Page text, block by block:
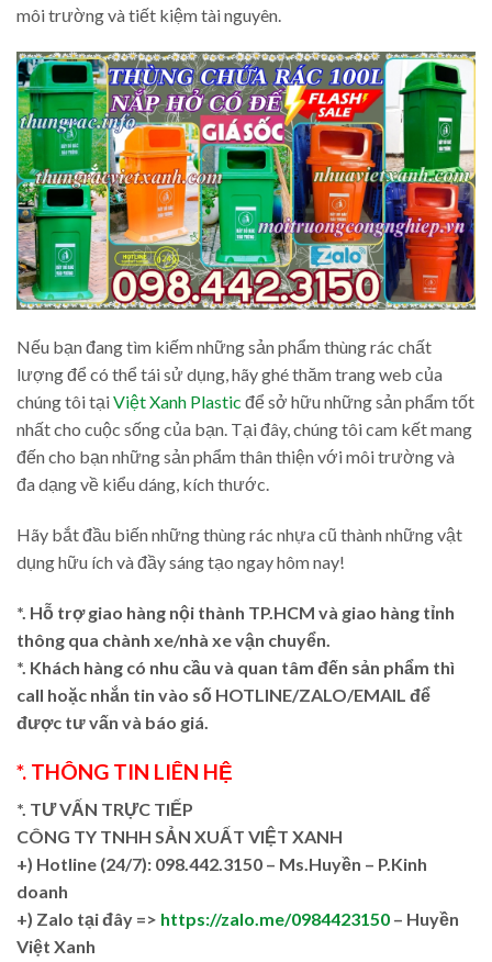
môi trường và tiết kiệm tài nguyên.
Nếu bạn đang tìm kiếm những sản phẩm thùng rác chất
lượng để có thể tái sử dụng, hãy ghé thăm trang web của
chúng tôi tạiViệt Xanh Plastic để sở hữu những sản phẩm tốt
nhất cho cuộc sống của bạn. Tại đây, chúng tôi cam kết mang
đến cho bạn những sản phẩm thân thiện với môi trường và
đa dạng về kiểu dáng, kích thước.
Hãy bắt đầu biến những thùng rác nhựa cũ thành những vật
dụng hữu ích và đầy sáng tạo ngay hôm nay!
*. Hỗ trợ giao hàng nội thành TP.HCM và giao hàng tỉnh
thông qua chành xe/nhà xe vận chuyển.
*. Khách hàng có nhu cầu và quan tâm đến sản phẩm thì
call hoặc nhắn tin vào số HOTLINE/ZALO/EMAIL để
được tư vấn và báo giá.
*. THÔNG TIN LIÊN HỆ
*. TƯ VẤN TRỰC TIẾP
CÔNG TY TNHH SẢN XUẤT VIỆT XANH
+) Hotline (24/7): 098.442.3150 – Ms.Huyền – P.Kinh
doanh
+) Zalo tại đây => https://zalo.me/0984423150 – Huyền
Việt Xanh